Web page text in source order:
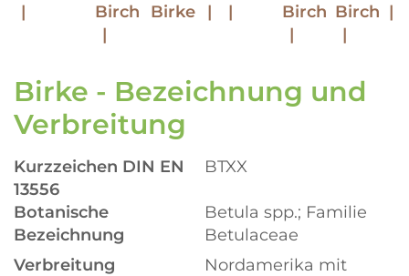
Birch
Birke
Birch Birch
Birke - Bezeichnung und
Verbreitung
Kurzzeichen DIN EN
13556
BTXX
Botanische
Bezeichnung
Betula spp.; Familie
Betulaceae
Verbreitung
Nordamerika mit